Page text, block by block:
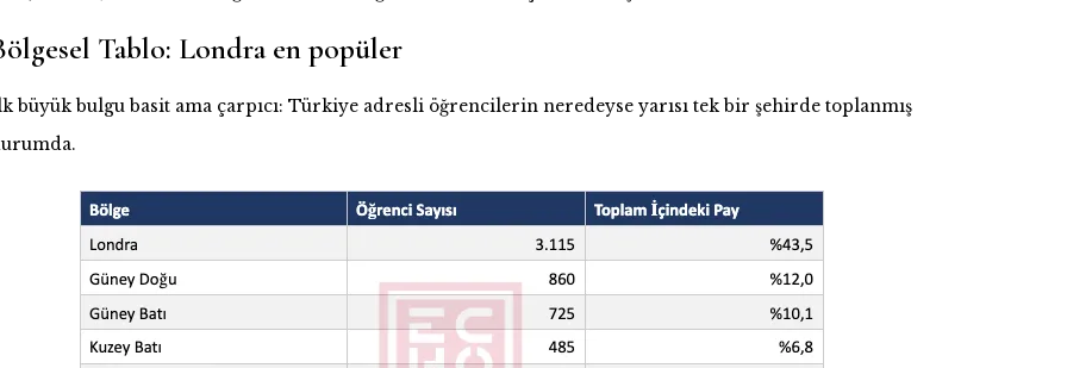
Tablo: Londra en popüler
büyük bulgu basit ama çarpıcı: Türkiye adresli öğrencilerin neredeyse yarısı tek bir şehirde toplanmış